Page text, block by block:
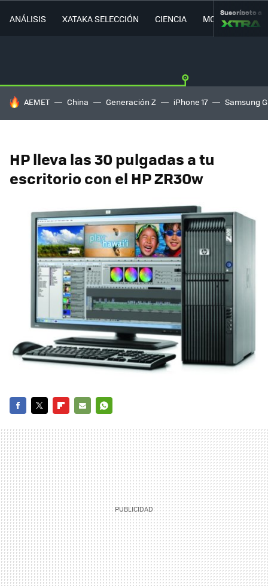
ANÁLISIS XATAKA SELECCIÓN CIENCIA MOVILIDAD
Suscríbete a
HOY SE HABLA DE
AEMET China Generación Z iPhone 17 Samsung
HP lleva las 30 pulgadas a tu
escritorio con el HP ZR30w
MAIL